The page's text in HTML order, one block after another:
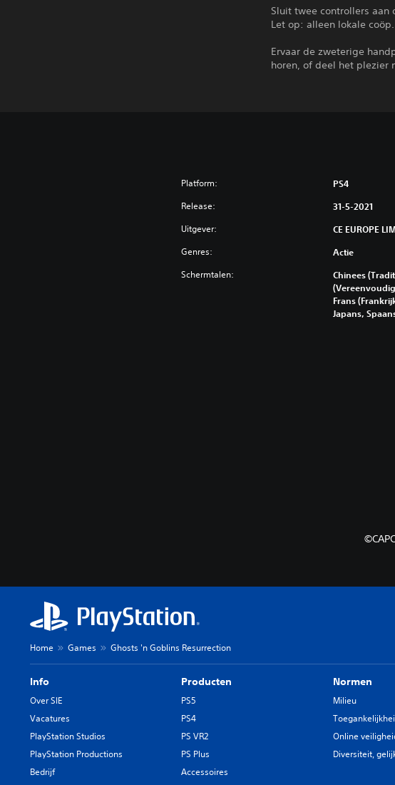
Sluit twee controllers aan
Let op: alleen lokale
Ervaar de zweterige
horen, of deel het plezier
Platform: PS4
Release: 31-5-2021
Uitgever: CE EUROPE
Genres: Actie
Schermtalen:
Chinees
Frans
Japans,
Home Games Ghosts 'n Goblins Resurrection
Info
Over SIE
Vacatures
PlayStation Studios
PlayStation Productions
Bedrijf
Producten
PS5
PS4
PS VR2
PS Plus
Accessoires
Normen
Milieu
Online
Diversiteit,